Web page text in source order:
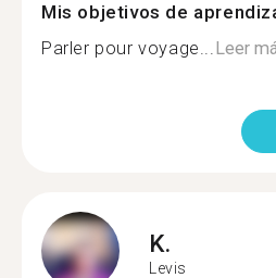
Mis objetivos de
Parler pour voyage...Leer
K.
Levis